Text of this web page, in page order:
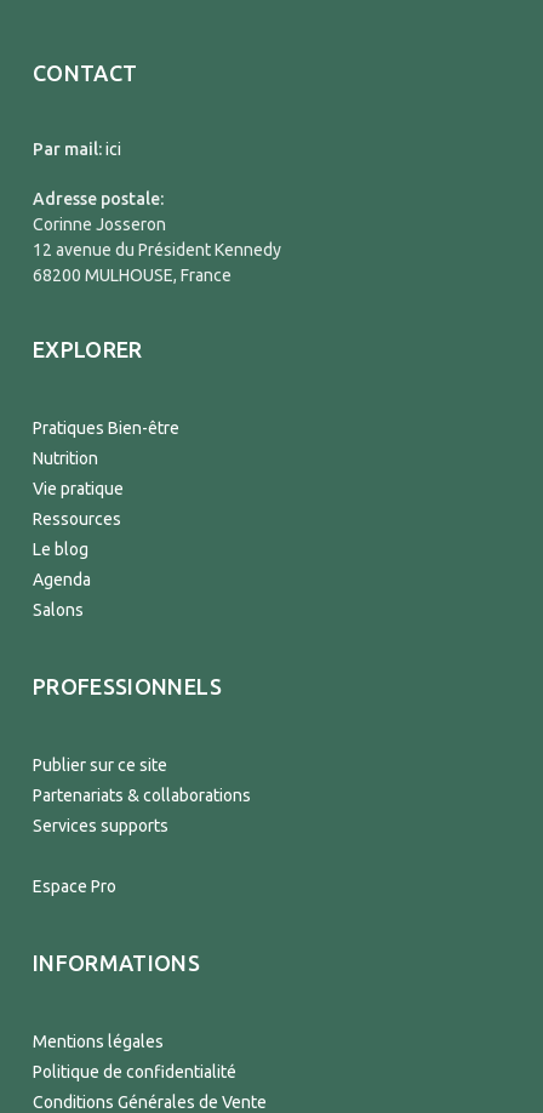
CONTACT
Par mail:ici
Adresse postale:
Corinne Josseron
12 avenue du Président Kennedy
68200 MULHOUSE, France
EXPLORER
Pratiques Bien-être
Nutrition
Vie pratique
Ressources
Le blog
Agenda
Salons
PROFESSIONNELS
Publier sur ce site
Partenariats & collaborations
Services supports
Espace Pro
INFORMATIONS
Mentions légales
Politique de confidentialité
Conditions Générales de Vente